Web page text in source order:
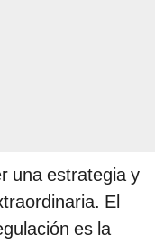
una estrategia y
El
es la